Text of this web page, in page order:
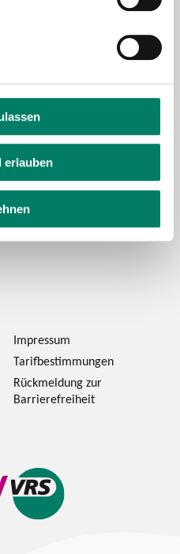
erlauben
Impressum
Tarifbestimmungen
Rückmeldung zur
Barrierefreiheit